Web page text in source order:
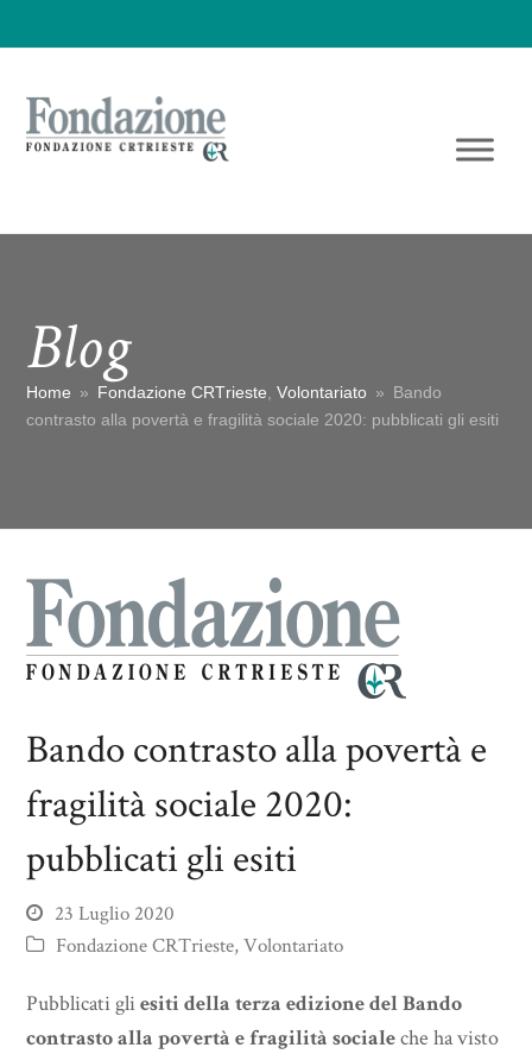
Blog
Home » Fondazione CRTrieste ,Volontariato » Bando
contrasto alla povertà e fragilità sociale 2020: pubblicati gli esiti
Bando contrasto alla povertà e
fragilità sociale 2020:
pubblicati gli esiti
23 Luglio 2020
Fondazione CRTrieste,Volontariato
Pubblicati gliesiti della terza edizione del Bando
contrasto alla povertà e fragilità socialeche ha visto